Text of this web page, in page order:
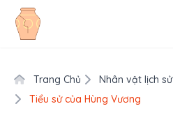
Trang Chủ
Nhân vật lịch sử
Tiểu sử của Hùng Vương